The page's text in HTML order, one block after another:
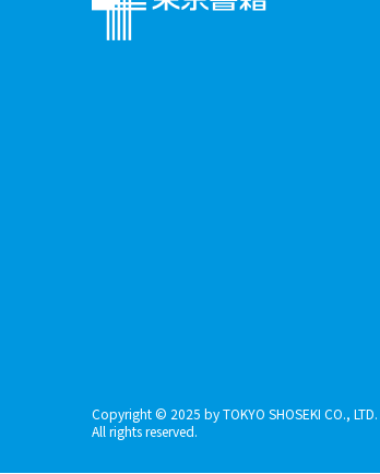
Copyright © 2025 by TOKYO SHOSEKI CO., LTD.
All rights reserved.